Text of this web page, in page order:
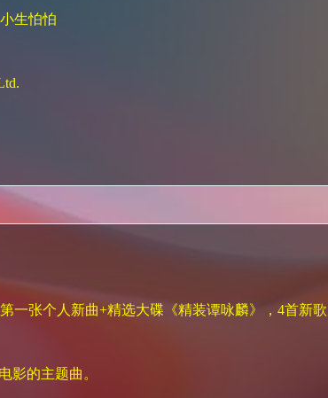
生怕怕
一张个人新曲+精选大碟《精装谭咏麟》，4首新
的主题曲。